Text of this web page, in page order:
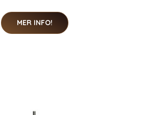
MER INFO!